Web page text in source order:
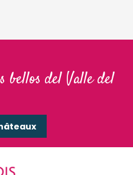
bellos del Valle del